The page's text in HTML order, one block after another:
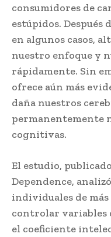
consumidores de
estúpidos. Después
en algunos casos,
nuestro enfoque y
rápidamente. Sin
ofrece aún más
daña nuestros
permanentemente
cognitivas.
El estudio,
Dependence,
individuales de más
controlar variables
el coeficiente